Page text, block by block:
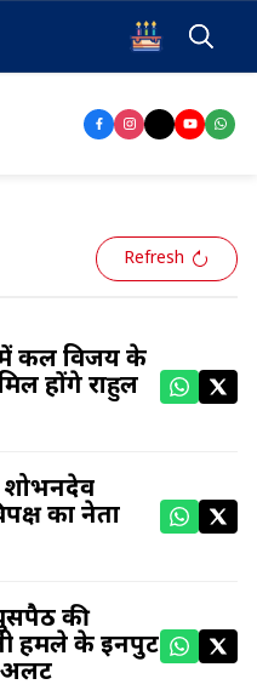
Refresh
में कल विजय के
होंगे राहुल
शोभनदेव
का नेता
की
हमले के इनपुट